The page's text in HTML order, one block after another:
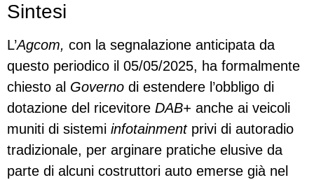
Sintesi
L’Agcom, con la segnalazione anticipata da
questo periodico il 05/05/2025, ha formalmente
chiesto al Governo di estendere l’obbligo di
dotazione del ricevitore DAB+ anche ai veicoli
muniti di sistemi infotainmentprivi di autoradio
tradizionale, per arginare pratiche elusive da
parte di alcuni costruttori auto emerse già nel